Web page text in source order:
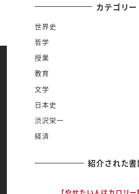
カテゴリー
世界史
哲学
授業
教育
文学
日本史
渋沢栄一
経済
紹介された書